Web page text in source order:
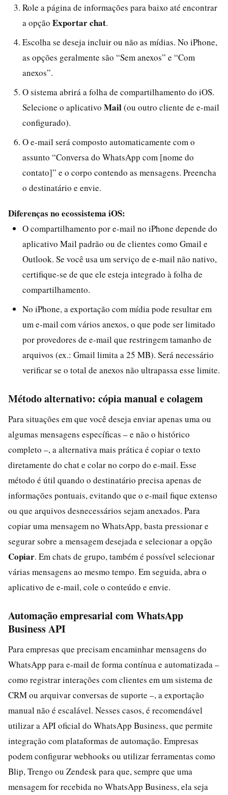
Role a página de informações para baixo até encontrar
a opção Exportar chat.
Escolha se deseja incluir ou não as mídias. No iPhone,
as opções geralmente são “Sem anexos” e “Com
anexos”.
O sistema abrirá a folha de compartilhamento do iOS.
Selecione o aplicativo Mail(ou outro cliente de e-mail
configurado).
O e-mail será composto automaticamente com o
assunto “Conversa do WhatsApp com [nome do
contato]” e o corpo contendo as mensagens. Preencha
o destinatário e envie.
Diferenças no ecossistema iOS:
O compartilhamento por e-mail no iPhone depende do
aplicativo Mail padrão ou de clientes como Gmail e
Outlook. Se você usa um serviço de e-mail não nativo,
certifique-se de que ele esteja integrado à folha de
compartilhamento.
No iPhone, a exportação com mídia pode resultar em
um e-mail com vários anexos, o que pode ser limitado
por provedores de e-mail que restringem tamanho de
arquivos (ex.: Gmail limita a 25 MB). Será necessário
verificar se o total de anexos não ultrapassa esse limite.
Método alternativo: cópia manual e colagem
Para situações em que você deseja enviar apenas uma ou
algumas mensagens específicas – e não o histórico
completo –, a alternativa mais prática é copiar o texto
diretamente do chat e colar no corpo do e-mail. Esse
método é útil quando o destinatário precisa apenas de
informações pontuais, evitando que o e-mail fique extenso
ou que arquivos desnecessários sejam anexados. Para
copiar uma mensagem no WhatsApp, basta pressionar e
segurar sobre a mensagem desejada e selecionar a opção
Copiar. Em chats de grupo, também é possível selecionar
várias mensagens ao mesmo tempo. Em seguida, abra o
aplicativo de e-mail, cole o conteúdo e envie.
Automação empresarial com WhatsApp
Business API
Para empresas que precisam encaminhar mensagens do
WhatsApp para e-mail de forma contínua e automatizada –
como registrar interações com clientes em um sistema de
CRM ou arquivar conversas de suporte –, a exportação
manual não é escalável. Nesses casos, é recomendável
utilizar a API oficial do WhatsApp Business, que permite
integração com plataformas de automação. Empresas
podem configurar webhooks ou utilizar ferramentas como
Blip, Trengo ou Zendesk para que, sempre que uma
mensagem for recebida no WhatsApp Business, ela seja